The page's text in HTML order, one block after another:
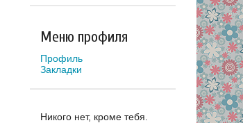
Меню профиля
Профиль
Закладки
Никого нет, кроме тебя.